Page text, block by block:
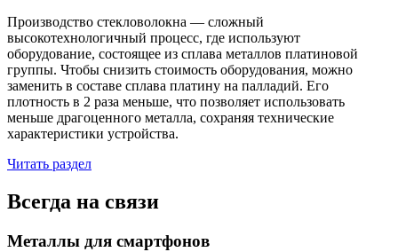
Производство стекловолокна — сложный
высокотехнологичный процесс, где используют
оборудование, состоящее из сплава металлов платиновой
группы. Чтобы снизить стоимость оборудования, можно
заменить в составе сплава платину на палладий. Его
плотность в 2 раза меньше, что позволяет использовать
меньше драгоценного металла, сохраняя технические
характеристики устройства.
Читать раздел
Всегда на связи
Металлы для смартфонов